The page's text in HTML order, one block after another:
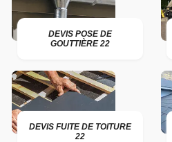
DEVIS POSE DE
GOUTTIÈRE 22
DEVIS FUITE DE TOITURE
22